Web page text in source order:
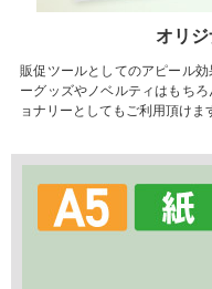
オリ
販促ツールとしてのアピール
ーグッズやノベルティはもち
ョナリーとしてもご利用頂けま